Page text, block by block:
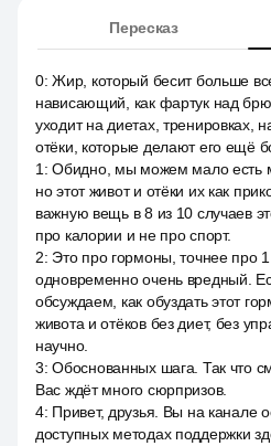
Пересказ
0:Жир, который бесит больше
нависающий, как фартук над
уходит на диетах, тренировках,
отёки, которые делают его ещё
1 :Обидно, мы можем мало есть
но этот живот и отёки их как
важную вещь в 8 из 10 случаев
про калории и не про спорт.
2: Это про гормоны, точнее про
одновременно очень вредный.
обсуждаем, как обуздать этот
живота и отёков без диет, без
научно.
3:Обоснованных шага. Так что
Вас ждёт много сюрпризов.
4: Привет, друзья. Вы на канале
доступных методах поддержки